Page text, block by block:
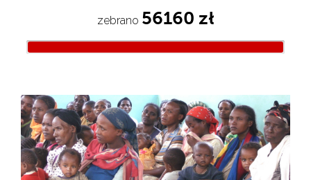
zebrano 56160 zł